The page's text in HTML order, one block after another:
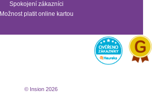
Spokojení zákazníci
Možnost platit online kartou
© Insion 2026